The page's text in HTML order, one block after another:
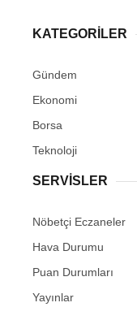
KATEGORİLER
Gündem
Ekonomi
Borsa
Teknoloji
SERVİSLER
Nöbetçi Eczaneler
Hava Durumu
Puan Durumları
Yayınlar